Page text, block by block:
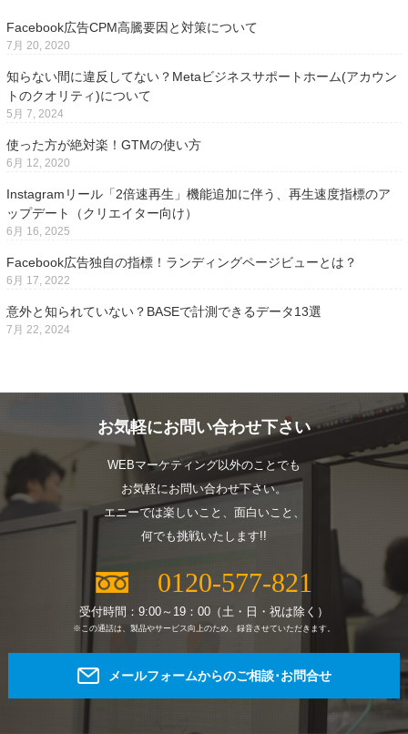
Facebook広告CPM高騰要因と対策について
7月 20, 2020
知らない間に違反してない？Metaビジネスサポートホーム(アカウン
トのクオリティ)について
5月 7, 2024
使った方が絶対楽！GTMの使い方
6月 12, 2020
Instagramリール「2倍速再生」機能追加に伴う、再生速度指標のア
ップデート（クリエイター向け）
6月 16, 2025
Facebook広告独自の指標！ランディングページビューとは？
6月 17, 2022
意外と知られていない？BASEで計測できるデータ13選
7月 22, 2024
お気軽にお問い合わせ下さい
WEBマーケティング以外のことでも
お気軽にお問い合わせ下さい。
エニーでは楽しいこと、面白いこと、
何でも挑戦いたします!!
0120-577-821
受付時間：9:00～19：00（土・日・祝は除く）
※この通話は、製品やサービス向上のため、録音させていただきます。
メールフォームからのご相談･お問合せ